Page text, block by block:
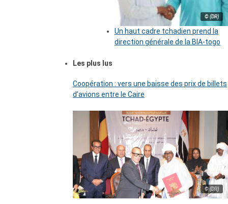
© (DR)
Un haut cadre tchadien prend la
direction générale de la BIA-togo
Les plus lus
Coopération : vers une baisse des prix de billets
d’avions entre le Caire
© (DR)